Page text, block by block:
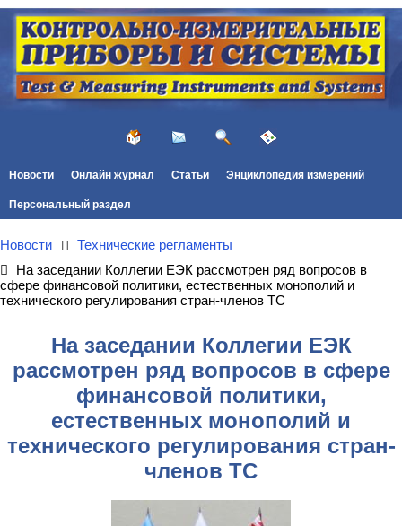
Новости Онлайн журнал Статьи Энциклопедия измерений
Персональный раздел
Новости
Технические регламенты
На заседании Коллегии ЕЭК рассмотрен ряд вопросов в
сфере финансовой политики, естественных монополий и
технического регулирования стран-членов ТС
На заседании Коллегии ЕЭК
рассмотрен ряд вопросов в сфере
финансовой политики,
естественных монополий и
технического регулирования стран-
членов ТС